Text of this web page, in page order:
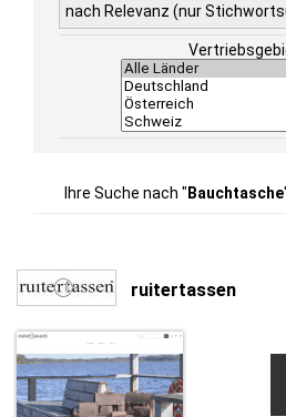
nach Relevanz (nur
Ihre Suche nach " Bauchtasche
ruitertassen